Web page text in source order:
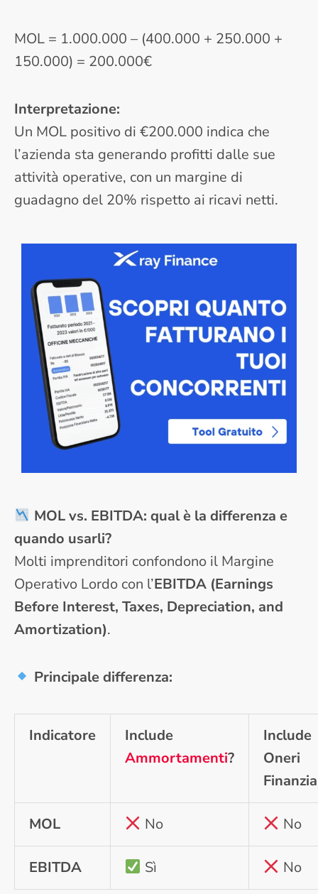
MOL = 1.000.000 – (400.000 + 250.000 +
150.000) = 200.000€
Interpretazione:
Un MOL positivo di €200.000 indica che
l’azienda sta generando profitti dalle sue
attività operative, con un margine di
guadagno del 20% rispetto ai ricavi netti.
MOL vs. EBITDA: qual è la differenza e
quando usarli?
Molti imprenditori confondono il Margine
Operativo Lordo con l’EBITDA (Earnings
Before Interest, Taxes, Depreciation, and
Amortization).
Principale differenza:
Indicatore
Include
Ammortamenti?
Include
Oneri
MOL No No
EBITDA Sì No